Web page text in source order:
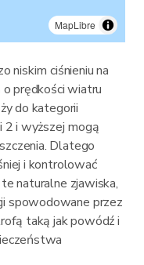
MapLibre
niskim ciśnieniu na
prędkości wiatru
do kategorii
2 i wyższej mogą
Dlatego
i kontrolować
naturalne zjawiska,
spowodowane przez
taką jak powódź i